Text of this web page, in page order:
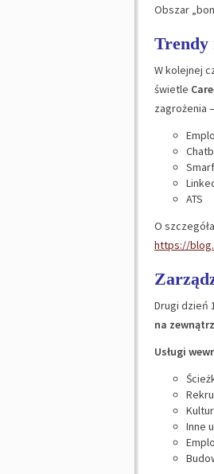
Obszar
Trendy
W kolejnej
świetle
zagrożenia
ATS
O
https://
Drugi dzień
na
Usługi
Inne